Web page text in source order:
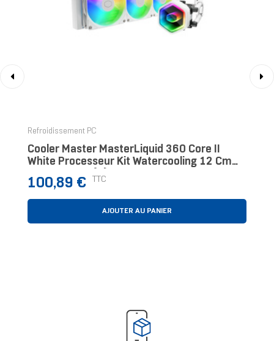
Refroidissement PC
Cooler Master MasterLiquid 360 Core II
White Processeur Kit Watercooling 12 Cm
Blanc 1 Pièce(s)
Prix
100,89 € TTC
AJOUTER AU PANIER